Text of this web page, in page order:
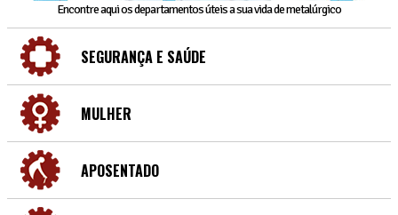
Encontre aqui os departamentos úteis a sua vida de metalúrgico
SEGURANÇA E SAÚDE
MULHER
APOSENTADO